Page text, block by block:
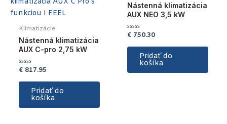
Klimatizácie
Nástenná klimatizácia
AUX C-pro 2,75 kW
Hodnotenie
z
€817.95
Pridať do
košíka
Nástenná klimatizácia
AUX NEO 3,5 kW
Hodnotenie
z
€750.30
Pridať do
košíka